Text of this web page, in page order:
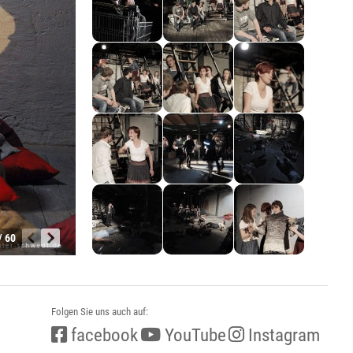
60
Folgen Sie uns auch auf:
facebook YouTube Instagram